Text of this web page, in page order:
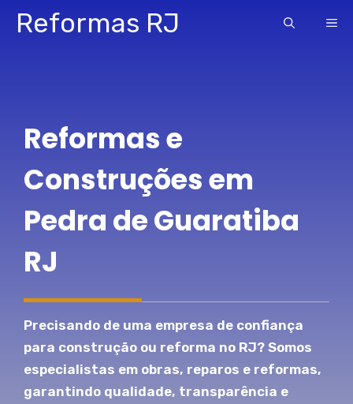
Pular
paraReformas RJ
Reformas e
Construções em
Pedra de Guaratiba
RJ
Precisando de uma empresa de confiança
para construção ou reforma no RJ? Somos
especialistas em obras, reparos e reformas,
garantindo qualidade, transparência e